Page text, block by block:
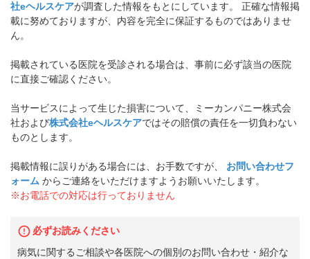
社eヘルスケアが調査した情報をもとにしています。 正確な情報掲
載に努めておりますが、内容を完全に保証するものではありませ
ん。
掲載されている医院を受診される場合は、事前に必ず該当の医院
に直接ご確認ください。
当サービスによって生じた損害について、ミーカンパニー株式会
社および株式会社eヘルスケアではその賠償の責任を一切負わない
ものとします。
掲載情報に誤りがある場合には、お手数ですが、
お問い合わせフ
ォーム からご連絡をいただけますようお願いいたします。
※お電話での対応は行っておりません
必ずお読みください
病気に関するご相談や各医院への個別のお問い合わせ・紹介な